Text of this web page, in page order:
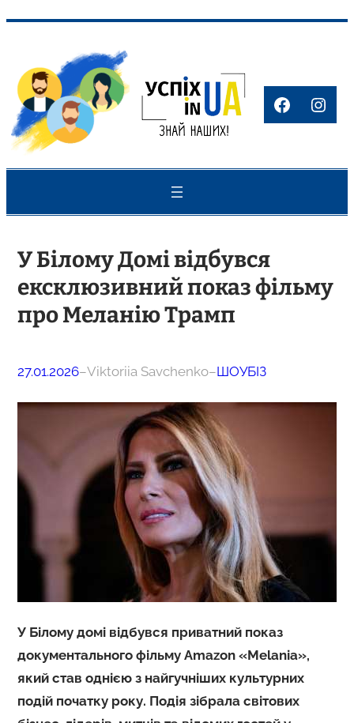
вмісту
У Білому Домі відбувся
ексклюзивний показ фільму
про Меланію Трамп
27.01.2026–Viktoriia Savchenko–ШОУБІЗ
У Білому домі відбувся приватний показ
документального фільму Amazon «Melania»,
який став однією з найгучніших культурних
подій початку року. Подія зібрала світових